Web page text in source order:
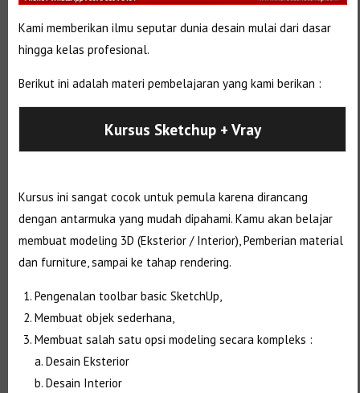
Kami memberikan ilmu seputar dunia desain mulai dari dasar
hingga kelas profesional.
Berikut ini adalah materi pembelajaran yang kami berikan :
Kursus Sketchup + Vray
Kursus ini sangat cocok untuk pemula karena dirancang
dengan antarmuka yang mudah dipahami. Kamu akan belajar
membuat modeling 3D (Eksterior / Interior), Pemberian material
dan furniture, sampai ke tahap rendering.
Pengenalan toolbar basic SketchUp,
Membuat objek sederhana,
Membuat salah satu opsi modeling secara kompleks :
a. Desain Eksterior
b. Desain Interior